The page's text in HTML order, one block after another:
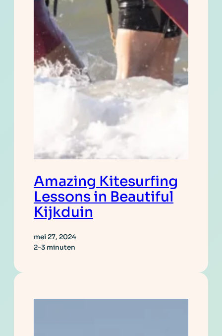
Amazing Kitesurfing
Lessons in Beautiful
Kijkduin
mei 27, 2024
2–3 minuten